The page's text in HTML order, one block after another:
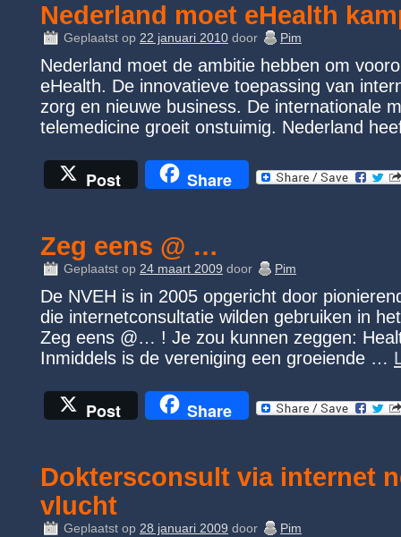
Nederland moet eHealth
Geplaatst op 22 januari 2010 door Pim
Nederland moet de ambitie hebben om
eHealth. De innovatieve toepassing van
zorg en nieuwe business. De internationale
telemedicine groeit onstuimig. Nederland
Post Share
Zeg eens @ …
Geplaatst op 24 maart 2009 door Pim
De NVEH is in 2005 opgericht door
die internetconsultatie wilden gebruiken in
Zeg eens @… ! Je zou kunnen zeggen:
Inmiddels is de vereniging een groeiende …
Post Share
Doktersconsult via internet
vlucht
Geplaatst op 28 januari 2009 door Pim